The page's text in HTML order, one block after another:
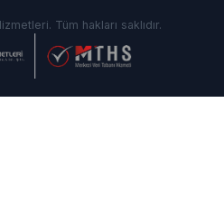
Tüm hakları saklıdır.